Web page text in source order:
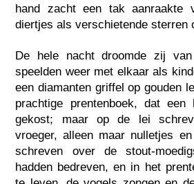
hand zacht een tak aanraakte
diertjes als verschietende sterren
De hele nacht droomde zij
speelden weer met elkaar als
een diamanten griffel op gouden
prachtige prentenboek, dat
gekost; maar op de lei
vroeger, alleen maar nulletjes
schreven over de stout-
hadden bedreven, en in het